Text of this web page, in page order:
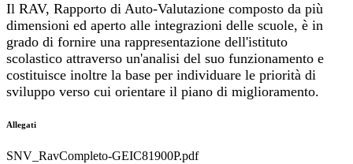
Il RAV, Rapporto di Auto-Valutazione composto da più
dimensioni ed aperto alle integrazioni delle scuole, è in
grado di fornire una rappresentazione dell'istituto
scolastico attraverso un'analisi del suo funzionamento e
costituisce inoltre la base per individuare le priorità di
sviluppo verso cui orientare il piano di miglioramento.
Allegati
SNV_RavCompleto-GEIC81900P.pdf